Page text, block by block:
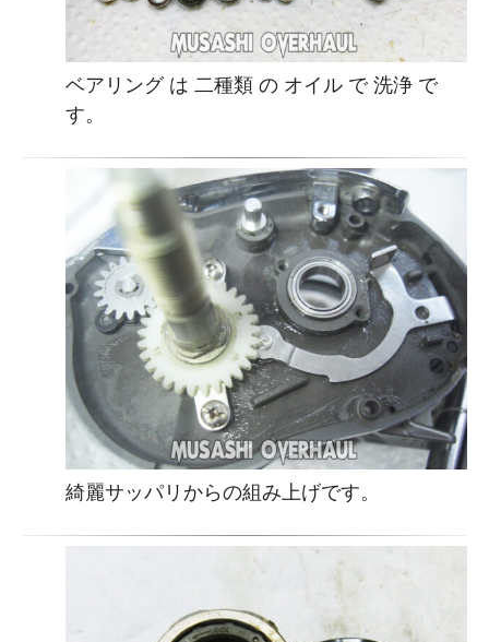
ベアリング は 二種類 の オイル で 洗浄 で
す。
綺麗サッパリからの組み上げです。